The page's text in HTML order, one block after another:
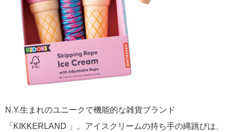
N.Y.生まれのユニークで機能的な雑貨ブランド
「KIKKERLAND 」。アイスクリームの持ち手の縄跳びは、